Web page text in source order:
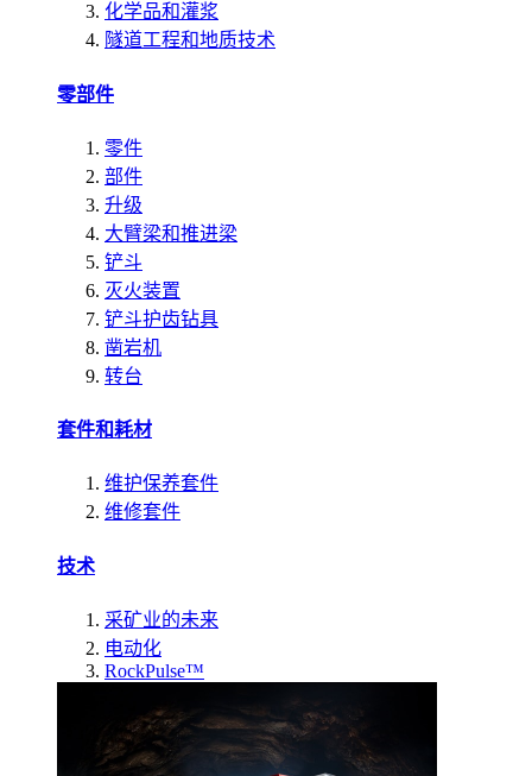
化学品和灌浆
隧道工程和地质技术
零部件
零件
部件
升级
大臂梁和推进梁
铲斗
灭火装置
铲斗护齿钻具
凿岩机
转台
套件和耗材
维护保养套件
维修套件
技术
采矿业的未来
电动化
RockPulse™